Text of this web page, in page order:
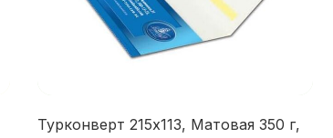
Турконверт 215х113, Матовая 350 г,